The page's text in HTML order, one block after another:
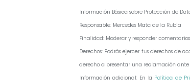
Información Básica sobre Protección de
Responsable: Mercedes Mata de la Rubia
Finalidad: Moderar y responder
Derechos: Podrás ejercer tus derechos de
derecho a presentar una reclamación
Información adicional: En la Política de